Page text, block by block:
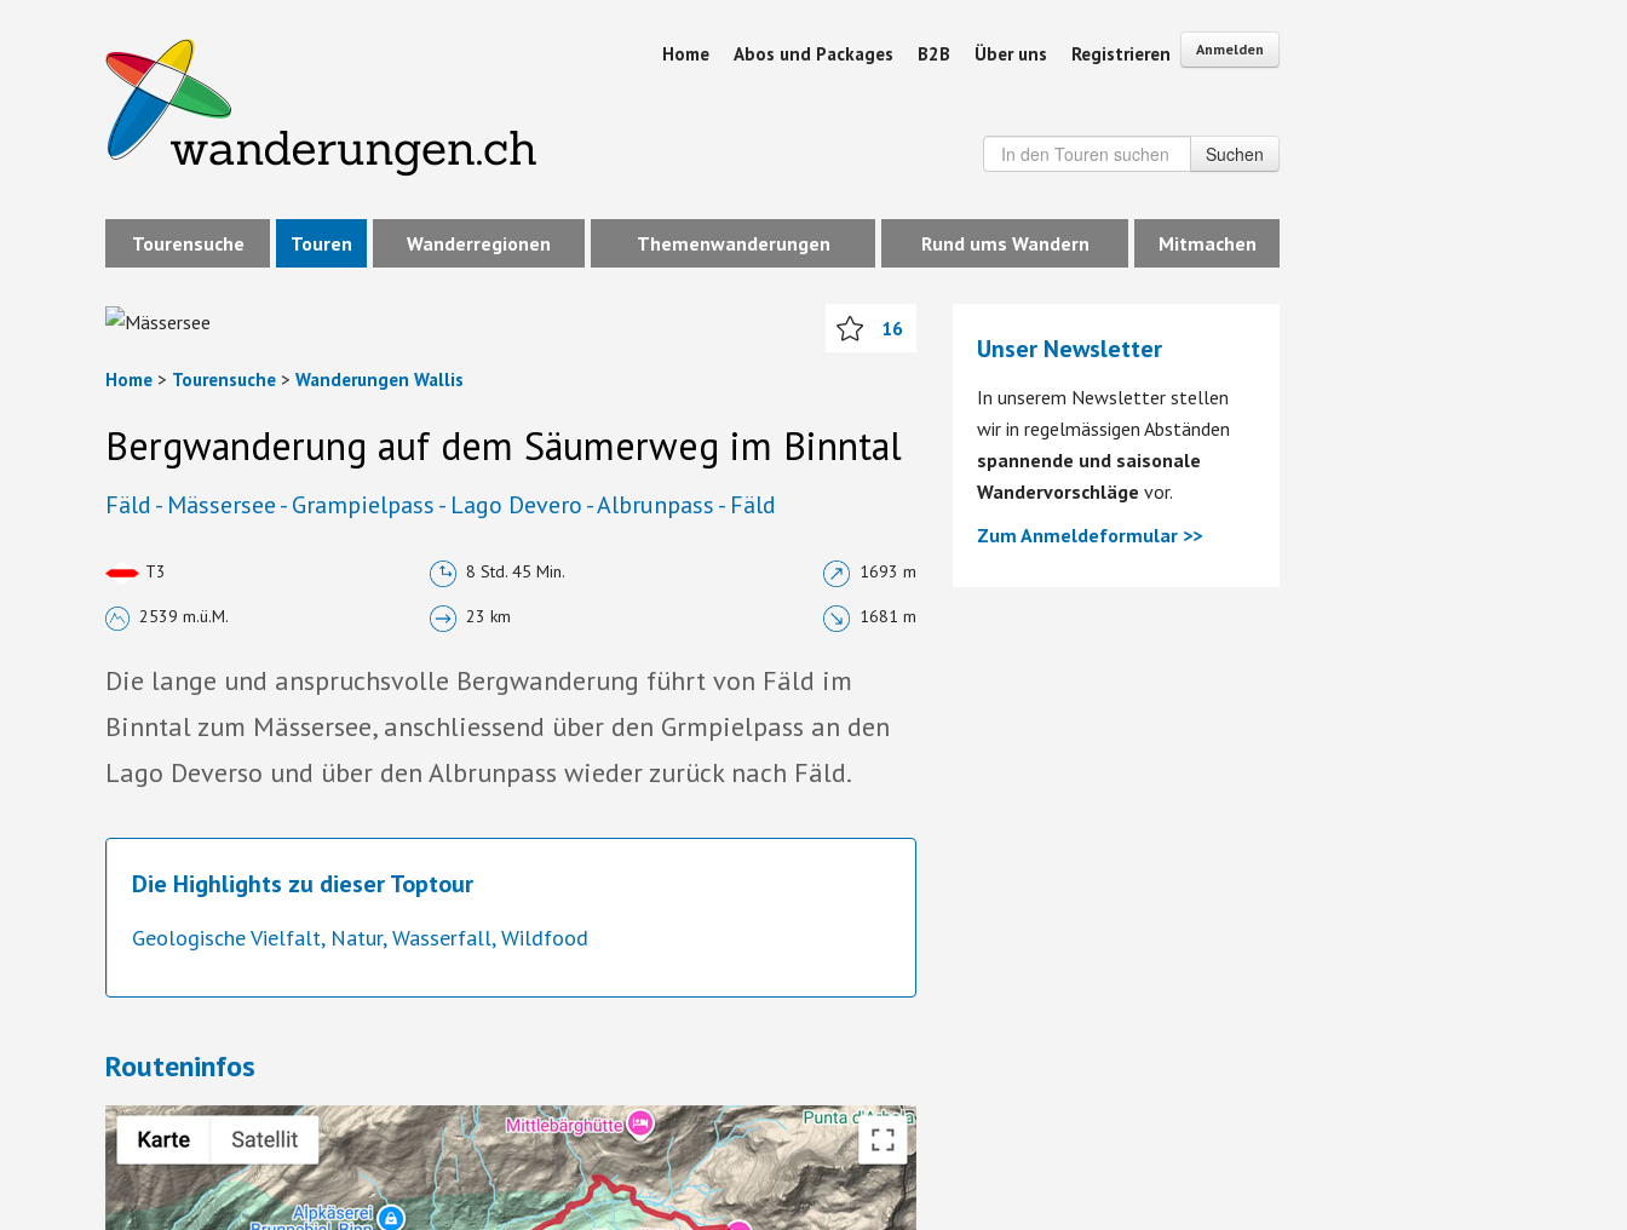
Anmelden
Home Abos und Packages B2B Über uns Registrieren
Suchen
Tourensuche Touren Wanderregionen Themenwanderungen Rund ums Wandern Mitmachen
Unser Newsletter
In unserem Newsletter stellen
wir in regelmässigen Abständen
spannende und saisonale
Wandervorschläge vor.
Zum Anmeldeformular >>
16
Home > Tourensuche > Wanderungen Wallis
Bergwanderung auf dem Säumerweg im Binntal
Fäld - Mässersee - Grampielpass - Lago Devero - Albrunpass - Fäld
T3 8 Std. 45 Min. 1693 m
2539 m.ü.M. 23 km 1681 m
Die lange und anspruchsvolle Bergwanderung führt von Fäld im
Binntal zum Mässersee, anschliessend über den Grmpielpass an den
Lago Deverso und über den Albrunpass wieder zurück nach Fäld.
Die Highlights zu dieser Toptour
Geologische Vielfalt, Natur, Wasserfall, Wildfood
Routeninfos